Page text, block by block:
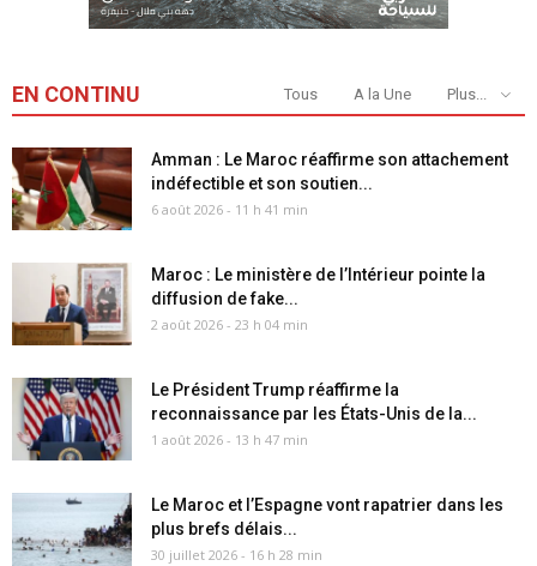
EN CONTINU Tous A la Une Plus...
Amman : Le Maroc réaffirme son attachement
indéfectible et son soutien...
6 août 2026 - 11 h 41 min
Maroc : Le ministère de l’Intérieur pointe la
diffusion de fake...
2 août 2026 - 23 h 04 min
Le Président Trump réaffirme la
reconnaissance par les États-Unis de la...
1 août 2026 - 13 h 47 min
Le Maroc et l’Espagne vont rapatrier dans les
plus brefs délais...
30 juillet 2026 - 16 h 28 min